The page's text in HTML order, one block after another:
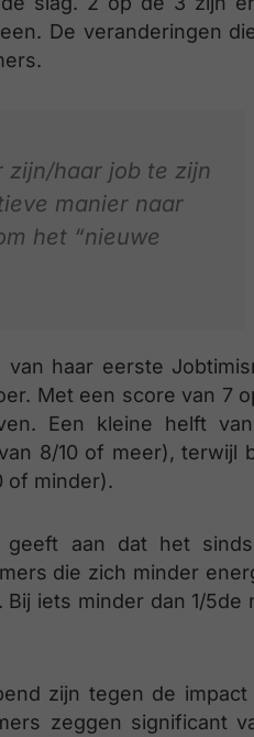
De veranderingen
zijn/haar job te zijn
manier naar
het “nieuwe
van haar eerste
Met een score van 7
Een kleine helft
8/10 of meer), terwijl
of minder).
geeft aan dat het
die zich minder
iets minder dan 1/5de
zijn tegen de impact
zeggen significant